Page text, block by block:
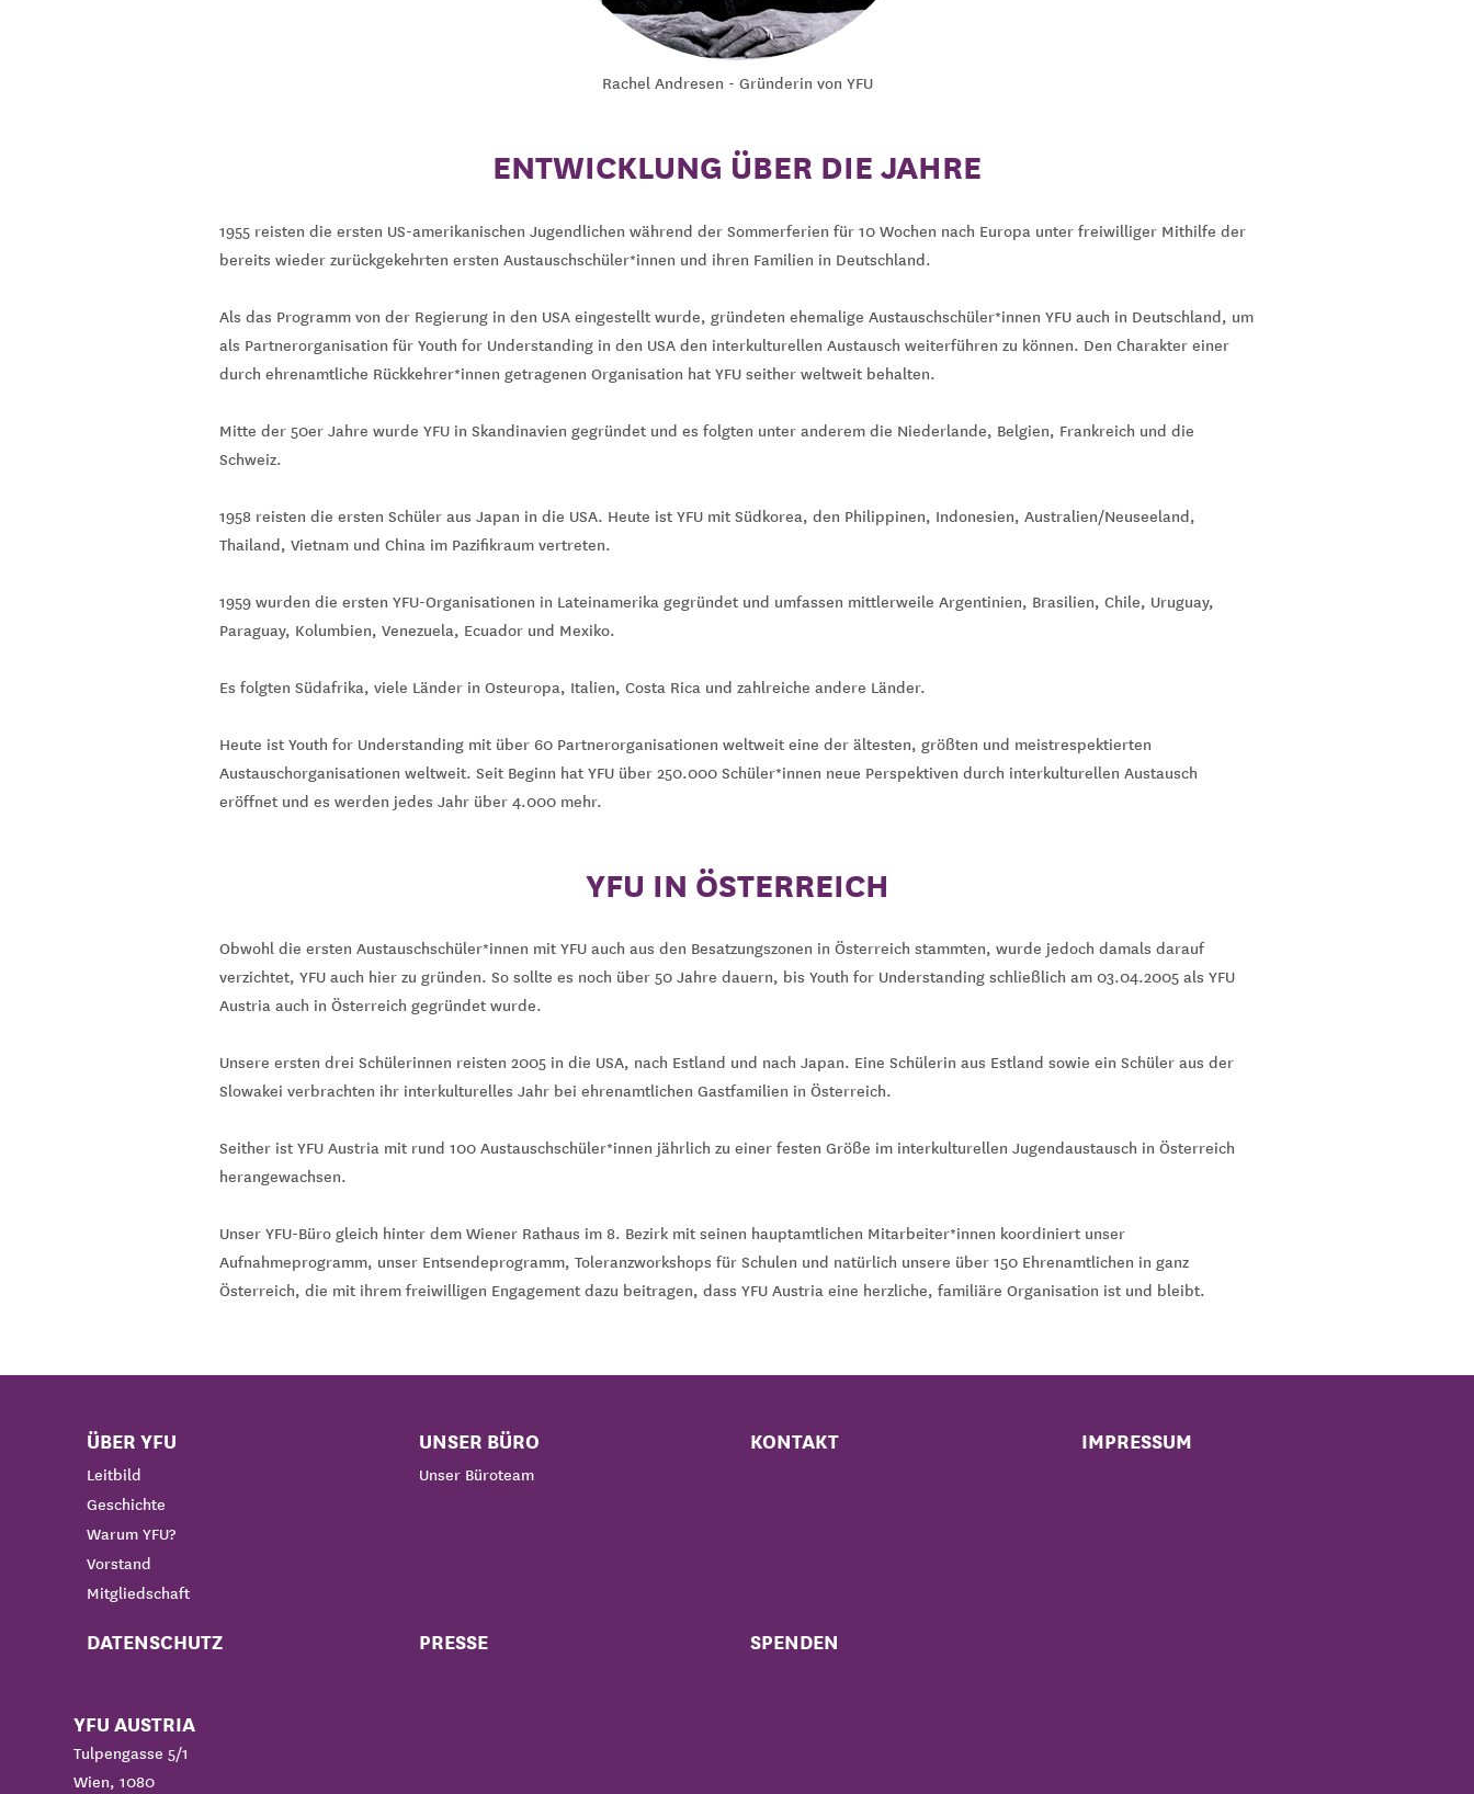
Rachel Andresen - Gründerin von YFU
ENTWICKLUNG ÜBER DIE JAHRE
1955 reisten die ersten US-amerikanischen Jugendlichen während der Sommerferien für 10 Wochen nach Europa unter freiwilliger Mithilfe der
bereits wieder zurückgekehrten ersten Austauschschüler*innen und ihren Familien in Deutschland.
Als das Programm von der Regierung in den USA eingestellt wurde, gründeten ehemalige Austauschschüler*innen YFU auch in Deutschland, um
als Partnerorganisation für Youth for Understanding in den USA den interkulturellen Austausch weiterführen zu können. Den Charakter einer
durch ehrenamtliche Rückkehrer*innen getragenen Organisation hat YFU seither weltweit behalten.
Mitte der 50er Jahre wurde YFU in Skandinavien gegründet und es folgten unter anderem die Niederlande, Belgien, Frankreich und die
Schweiz.
1958 reisten die ersten Schüler aus Japan in die USA. Heute ist YFU mit Südkorea, den Philippinen, Indonesien, Australien/Neuseeland,
Thailand, Vietnam und China im Pazifikraum vertreten.
1959 wurden die ersten YFU-Organisationen in Lateinamerika gegründet und umfassen mittlerweile Argentinien, Brasilien, Chile, Uruguay,
Paraguay, Kolumbien, Venezuela, Ecuador und Mexiko.
Es folgten Südafrika, viele Länder in Osteuropa, Italien, Costa Rica und zahlreiche andere Länder.
Heute ist Youth for Understanding mit über 60 Partnerorganisationen weltweit eine der ältesten, größten und meistrespektierten
Austauschorganisationen weltweit. Seit Beginn hat YFU über 250.000 Schüler*innen neue Perspektiven durch interkulturellen Austausch
eröffnet und es werden jedes Jahr über 4.000 mehr.
YFU IN ÖSTERREICH
Obwohl die ersten Austauschschüler*innen mit YFU auch aus den Besatzungszonen in Österreich stammten, wurde jedoch damals darauf
verzichtet, YFU auch hier zu gründen. So sollte es noch über 50 Jahre dauern, bis Youth for Understanding schließlich am 03.04.2005 als YFU
Austria auch in Österreich gegründet wurde.
Unsere ersten drei Schülerinnen reisten 2005 in die USA, nach Estland und nach Japan. Eine Schülerin aus Estland sowie ein Schüler aus der
Slowakei verbrachten ihr interkulturelles Jahr bei ehrenamtlichen Gastfamilien in Österreich.
Seither ist YFU Austria mit rund 100 Austauschschüler*innen jährlich zu einer festen Größe im interkulturellen Jugendaustausch in Österreich
herangewachsen.
Unser YFU-Büro gleich hinter dem Wiener Rathaus im 8. Bezirk mit seinen hauptamtlichen Mitarbeiter*innen koordiniert unser
Aufnahmeprogramm, unser Entsendeprogramm, Toleranzworkshops für Schulen und natürlich unsere über 150 Ehrenamtlichen in ganz
Österreich, die mit ihrem freiwilligen Engagement dazu beitragen, dass YFU Austria eine herzliche, familiäre Organisation ist und bleibt.
ÜBER YFU
Leitbild
Geschichte
Warum YFU?
Vorstand
Mitgliedschaft
UNSER BÜRO
Unser Büroteam
KONTAKT IMPRESSUM
DATENSCHUTZ PRESSE SPENDEN
YFU AUSTRIA
Tulpengasse 5/1
Wien, 1080